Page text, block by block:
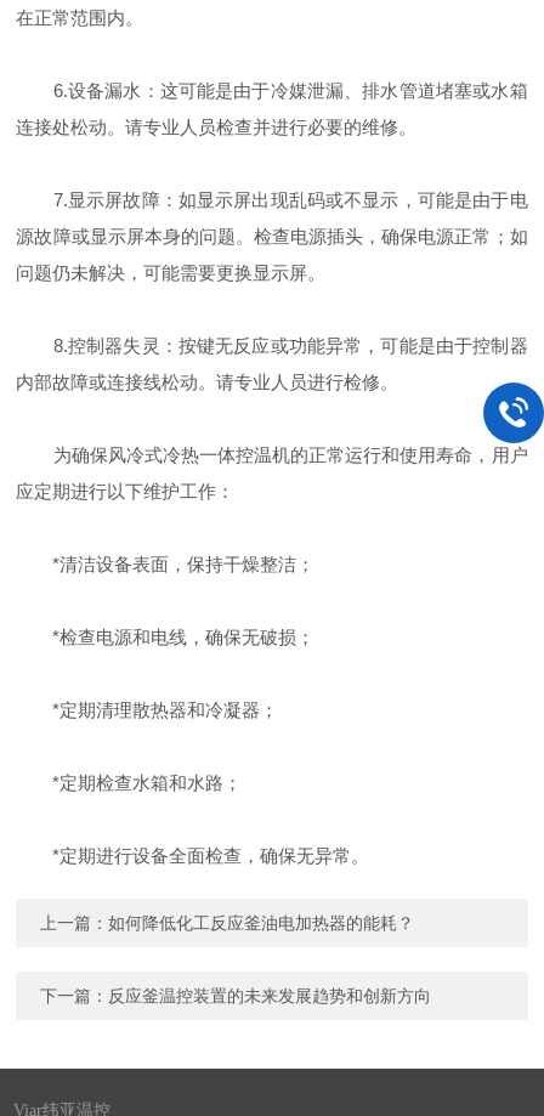
在正常范围内。
6.设备漏水：这可能是由于冷媒泄漏、排水管道堵塞或水箱
连接处松动。请专业人员检查并进行必要的维修。
7.显示屏故障：如显示屏出现乱码或不显示，可能是由于电
源故障或显示屏本身的问题。检查电源插头，确保电源正常；如
问题仍未解决，可能需要更换显示屏。
8.控制器失灵：按键无反应或功能异常，可能是由于控制器
内部故障或连接线松动。请专业人员进行检修。
为确保风冷式冷热一体控温机的正常运行和使用寿命，用户
应定期进行以下维护工作：
*清洁设备表面，保持干燥整洁；
*检查电源和电线，确保无破损；
*定期清理散热器和冷凝器；
*定期检查水箱和水路；
*定期进行设备全面检查，确保无异常。
上一篇：如何降低化工反应釜油电加热器的能耗？
下一篇： 反应釜温控装置的未来发展趋势和创新方向
Viar纬亚温控